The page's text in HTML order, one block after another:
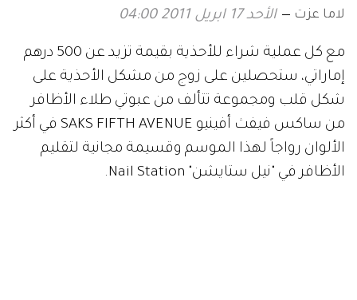
لاما عزت الأحد 17 ابريل 2011 04:00
مع كل عملية شراء للأحذية بقيمة تزيد عن 500 درهم
إماراتي، ستحصلين على زوج من مشكل الأحذية على
شكل قلب ومجموعة تتألف من عبوتي طلاء الأظافر
من ساكس فيفث أفينيو SAKS FIFTH AVENUE في أكثر
الألوان رواجاً لهذا الموسم وقسيمة مجانية لتقليم
الأظافر في "نيل ستايشن" Nail Station.